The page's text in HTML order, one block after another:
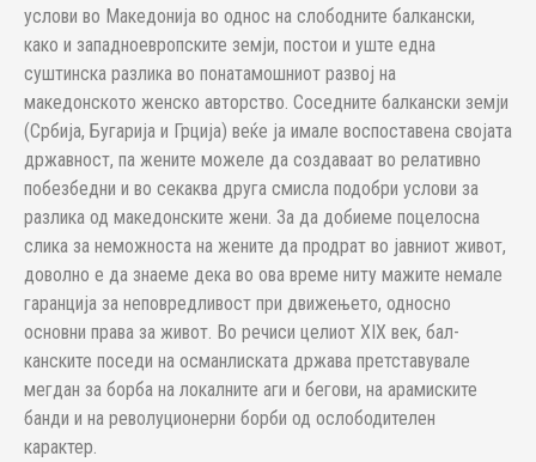
услови во Македонија во однос на слободните балкански,
како и западноевропските земји, постои и уште една
суштинска разлика во понатамошниот развој на
македонското женско авторство. Соседните балкански земји
(Србија, Бугарија и Грција) веќе ја имале воспоставена својата
др­жав­ност, па жените можеле да создаваат во релативно
побезбедни и во секаква друга смисла подобри услови за
разлика од македонските жени. За да добиеме поцелосна
слика за неможноста на жените да продрат во јавниот живот,
доволно е да знаеме де­ка во ова време ниту мажите немале
гаранција за неповредливост при дви­жењето, односно
основни права за живот. Во речиси целиот XIX век, бал­
канските поседи на османлиската држава претставувале
мегдан за бор­ба на локалните аги и бегови, на арамиските
банди и на револуцио­нер­ни борби од ослободителен
карактер.